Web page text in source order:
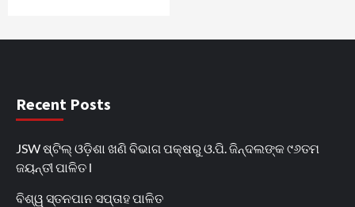
Recent Posts
JSW ଷ୍ଟିଲ୍ ଓଡ଼ିଶା ଖଣି ବିଭାଗ ପକ୍ଷରୁ ଓ.ପି. ଜିନ୍ଦଲଙ୍କ ୯୬ତମ
ଜୟନ୍ତୀ ପାଳିତ l
ବିଶ୍ୱ ସ୍ତନପାନ ସପ୍ତାହ ପାଳିତ